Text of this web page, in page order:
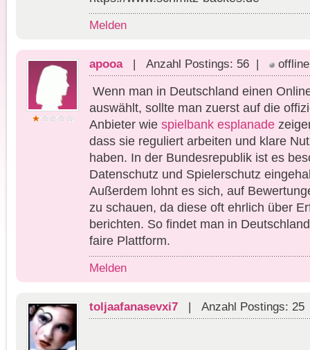
Melden
apooa| Anzahl Postings: 56 | offline
Wenn man in Deutschland einen
auswählt, sollte man zuerst auf die
Anbieter wie spielbank esplanade
dass sie reguliert arbeiten und klare
haben. In der Bundesrepublik ist es
Datenschutz und Spielerschutz
Außerdem lohnt es sich, auf
zu schauen, da diese oft ehrlich über
berichten. So findet man in
faire Plattform.
Melden
toljaafanasevxi7| Anzahl Postings: